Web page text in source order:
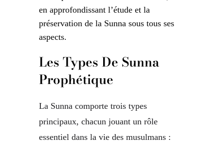
en approfondissant l’étude et la
préservation de la Sunna sous tous ses
aspects.
Les Types De Sunna
Prophétique
La Sunna comporte trois types
principaux, chacun jouant un rôle
essentiel dans la vie des musulmans :